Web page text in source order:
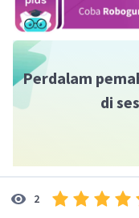
Perdalam
di
2